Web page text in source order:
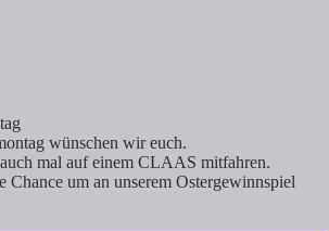
wünschen wir euch.
mal auf einem CLAAS mitfahren.
Chance um an unserem Ostergewinnspiel